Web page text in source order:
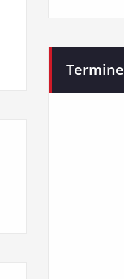
Termine